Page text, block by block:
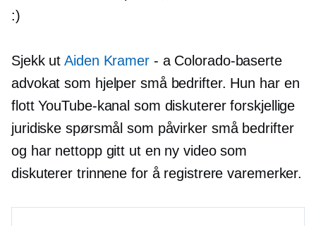
:)
Sjekk utAiden Kramer- a Colorado-baserte
advokat som hjelper små bedrifter. Hun har en
flott YouTube-kanal som diskuterer forskjellige
juridiske spørsmål som påvirker små bedrifter
og har nettopp gitt ut en ny video som
diskuterer trinnene for å registrere varemerker.